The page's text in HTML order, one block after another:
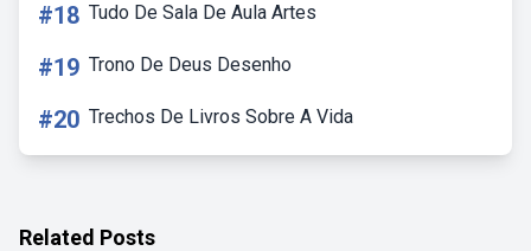
#18 Tudo De Sala De Aula Artes
#19 Trono De Deus Desenho
#20 Trechos De Livros Sobre A Vida
Related Posts